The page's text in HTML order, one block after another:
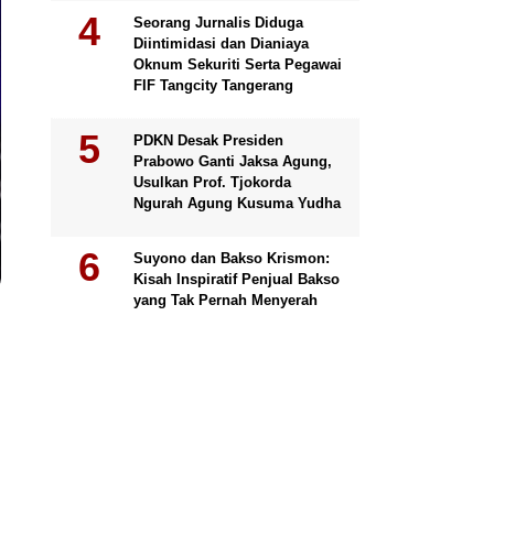
Seorang Jurnalis Diduga
Diintimidasi dan Dianiaya
Oknum Sekuriti Serta Pegawai
FIF Tangcity Tangerang
PDKN Desak Presiden
Prabowo Ganti Jaksa Agung,
Usulkan Prof. Tjokorda
Ngurah Agung Kusuma Yudha
Suyono dan Bakso Krismon:
Kisah Inspiratif Penjual Bakso
yang Tak Pernah Menyerah